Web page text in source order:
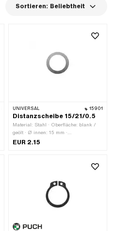
Sortieren: Beliebtheit
UNIVERSAL 15901
Distanzscheibe 15/21/0.5
Material: Stahl · Oberfläche: blank /
geölt · Ø innen: 15 mm ·
Nenndurchmesser innen: 15 mm · Ø
EUR 2.15